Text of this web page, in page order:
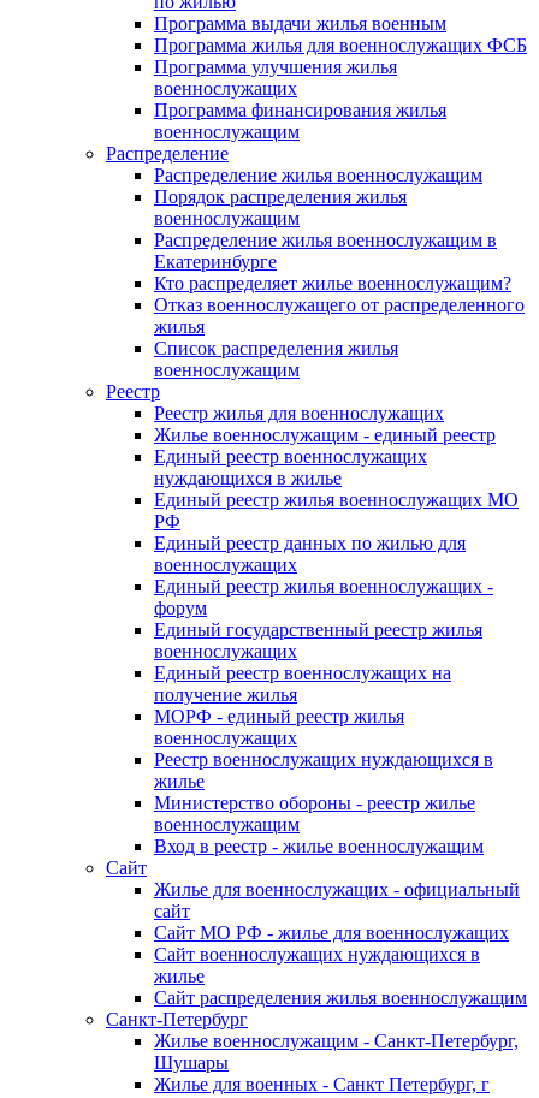
Программа выдачи жилья военным
Программа жилья для военнослужащих ФСБ
Программа улучшения жилья
военнослужащих
Программа финансирования жилья
военнослужащим
Распределение
Распределение жилья военнослужащим
Порядок распределения жилья
военнослужащим
Распределение жилья военнослужащим в
Екатеринбурге
Кто распределяет жилье военнослужащим?
Отказ военнослужащего от распределенного
жилья
Список распределения жилья
военнослужащим
Реестр
Реестр жилья для военнослужащих
Жилье военнослужащим - единый реестр
Единый реестр военнослужащих
нуждающихся в жилье
Единый реестр жилья военнослужащих МО
РФ
Единый реестр данных по жилью для
военнослужащих
Единый реестр жилья военнослужащих -
форум
Единый государственный реестр жилья
военнослужащих
Единый реестр военнослужащих на
получение жилья
МОРФ - единый реестр жилья
военнослужащих
Реестр военнослужащих нуждающихся в
жилье
Министерство обороны - реестр жилье
военнослужащим
Вход в реестр - жилье военнослужащим
Сайт
Жилье для военнослужащих - официальный
сайт
Сайт МО РФ - жилье для военнослужащих
Сайт военнослужащих нуждающихся в
жилье
Сайт распределения жилья военнослужащим
Санкт-Петербург
Жилье военнослужащим - Санкт-Петербург,
Шушары
Жилье для военных - Санкт Петербург, г